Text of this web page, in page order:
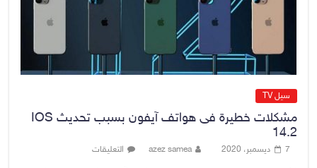
No Comment
سيل TV
مشكلات خطيرة فى هواتف آيفون بسبب تحديث IOS
14.2
7 ديسمبر، 2020 azez samea التعليقات